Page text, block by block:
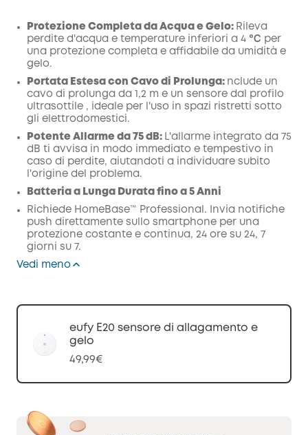
di sconto
Protezione Completa da Acqua e Gelo: Rileva
perdite d'acqua e temperature inferiori a 4 ℃ per
una protezione completa e affidabile da umidità e
gelo.
Portata Estesa con Cavo di Prolunga: nclude un
cavo di prolunga da 1,2 m e un sensore dal profilo
ultrasottile , ideale per l'uso in spazi ristretti sotto
gli elettrodomestici.
Potente Allarme da 75 dB: L'allarme integrato da 75
dB ti avvisa in modo immediato e tempestivo in
caso di perdite, aiutandoti a individuare subito
l'origine del problema.
Batteria a Lunga Durata fino a 5 Anni
Richiede HomeBase™ Professional. Invia notifiche
push direttamente sullo smartphone per una
protezione costante e continua, 24 ore su 24, 7
giorni su 7.
Vedi meno
eufy E20 sensore di allagamento e
gelo
49,99€